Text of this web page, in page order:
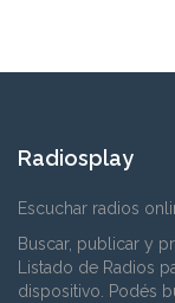
Radiosplay
Escuchar radios
Buscar, publicar y
Listado de Radios
dispositivo. Podés